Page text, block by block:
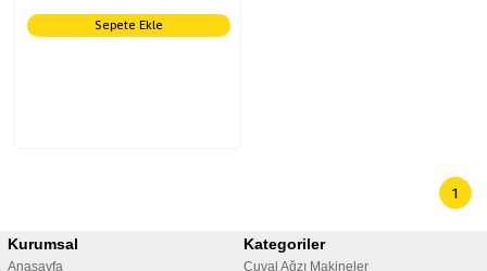
Sepete Ekle
1
Kurumsal
Anasayfa
Kategoriler
Çuval Ağzı Makineler